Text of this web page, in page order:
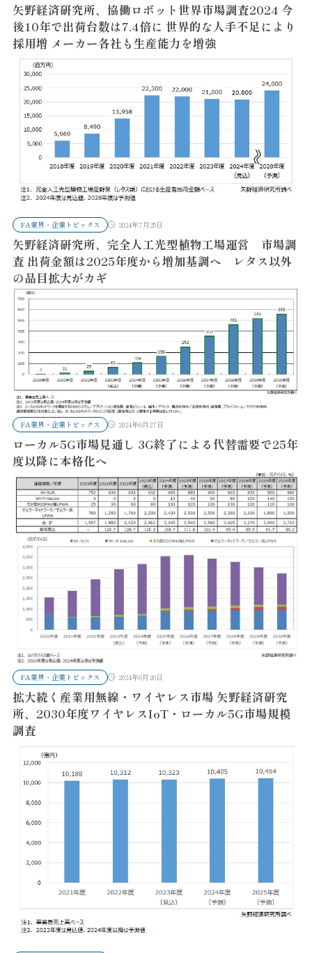
矢野経済研究所、協働ロボット世界市場調査2024 今
後10年で出荷台数は7.4倍に 世界的な人手不足により
採用増 メーカー各社も生産能力を増強
FA業界・企業トピックス 2024年7月25日
矢野経済研究所、完全人工光型植物工場運営 市場調
査 出荷金額は2025年度から増加基調へ レタス以外
の品目拡大がカギ
FA業界・企業トピックス 2024年6月27日
ローカル5G市場見通し 3G終了による代替需要で25年
度以降に本格化へ
FA業界・企業トピックス 2024年6月26日
拡大続く産業用無線・ワイヤレス市場 矢野経済研究
所、2030年度ワイヤレスIoT・ローカル5G市場規模
調査